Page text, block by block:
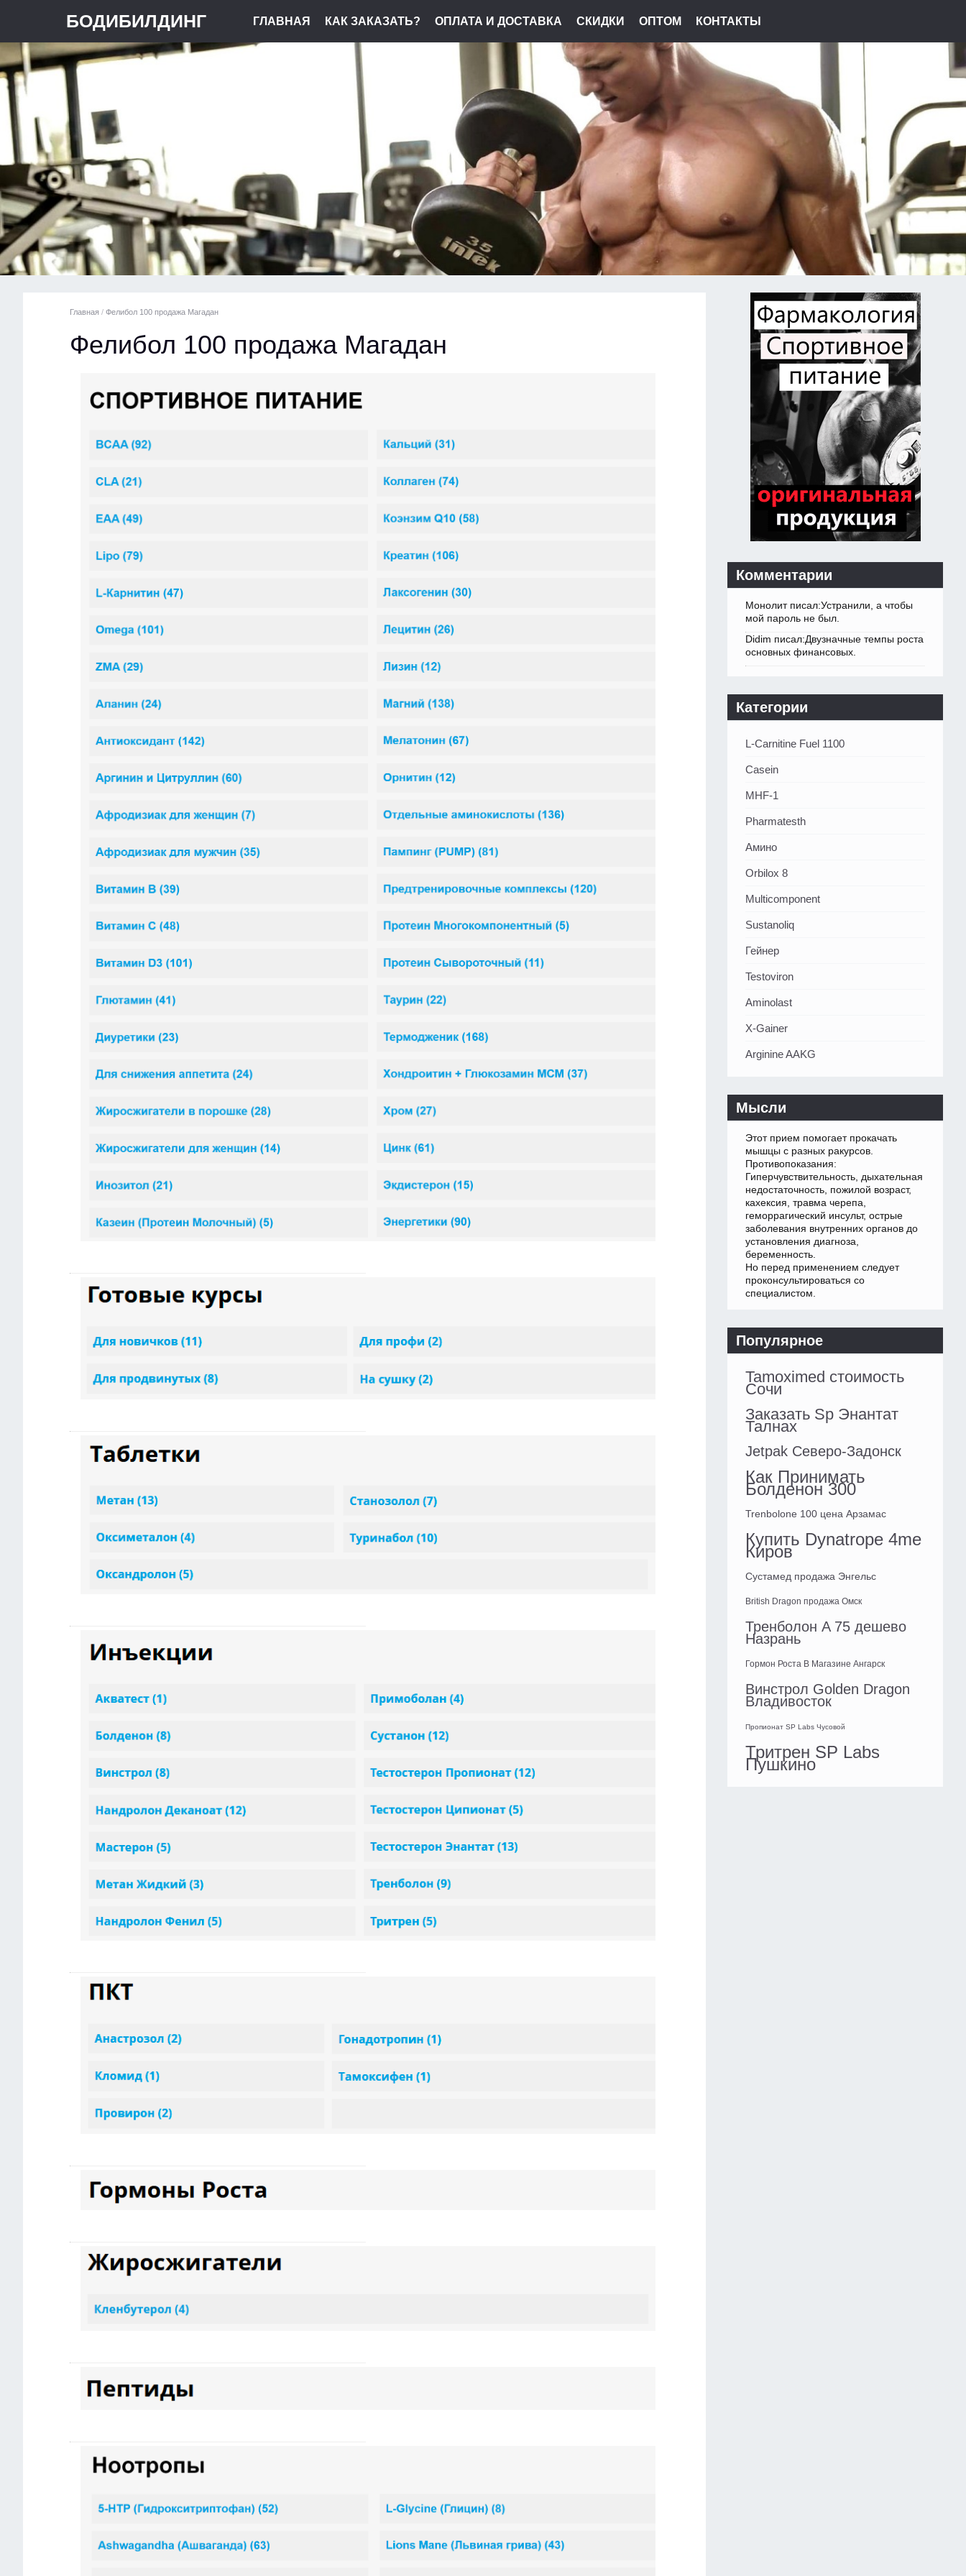
БОДИБИЛДИНГ ГЛАВНАЯ КАК ЗАКАЗАТЬ? ОПЛАТА И ДОСТАВКА СКИДКИ ОПТОМ КОНТАКТЫ
Главная / Фелибол 100 продажа Магадан
Фелибол 100 продажа Магадан
Комментарии
Монолит писал:Устранили, а чтобы
мой пароль не был.
Didim писал:Двузначные темпы роста
основных финансовых.
Категории
L-Carnitine Fuel 1100
Casein
MHF-1
Pharmatesth
Амино
Orbilox 8
Multicomponent
Sustanoliq
Гейнер
Testoviron
Aminolast
X-Gainer
Arginine AAKG
Мысли
Этот прием помогает прокачать
мышцы с разных ракурсов.
Противопоказания:
Гиперчувствительность, дыхательная
недостаточность, пожилой возраст,
кахексия, травма черепа,
геморрагический инсульт, острые
заболевания внутренних органов до
установления диагноза,
беременность.
Но перед применением следует
проконсультироваться со
специалистом.
Популярное
Tamoximed стоимость
Сочи
Заказать Sp Энантат
Талнах
Jetpak Северо-Задонск
Как Принимать
Болденон 300
Trenbolone 100 цена Арзамас
Купить Dynatrope 4me
Киров
Сустамед продажа Энгельс
British Dragon продажа Омск
Тренболон A 75 дешево
Назрань
Гормон Роста В Магазине Ангарск
Винстрол Golden Dragon
Владивосток
Пропионат SP Labs Чусовой
Тритрен SP Labs
Пушкино